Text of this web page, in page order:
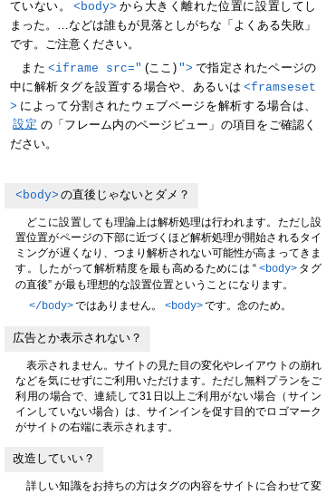
ていない。
<body> から大きく離れた位置に設置してし
まった。…などは誰もが見落としがちな「よくある失敗」
です。ご注意ください。
また <iframe src=" (ここ) "> で指定されたページの
中に解析タグを設置する場合や、あるいは <framseset
> によって分割されたウェブページを解析する場合は、
設定 の「フレーム内のページビュー」の項目をご確認く
ださい。
<body> の直後じゃないとダメ？
どこに設置しても理論上は解析処理は行われます。ただし設
置位置がページの下部に近づくほど解析処理が開始されるタイ
ミングが遅くなり、つまり解析されない可能性が高まってきま
す。したがって解析精度を最も高めるためには “ <body> タグ
の直後” が最も理想的な設置位置ということになります。
</body>ではありません。 <body>です。念のため。
広告とか表示されない？
表示されません。サイトの見た目の変化やレイアウトの崩れ
などを気にせずにご利用いただけます。ただし無料プランをご
利用の場合で、連続して31日以上ご利用がない場合（サイン
インしていない場合）は、サインインを促す目的でロゴマーク
がサイトの右端に表示されます。
改造していい？
詳しい知識をお持ちの方はタグの内容をサイトに合わせて変